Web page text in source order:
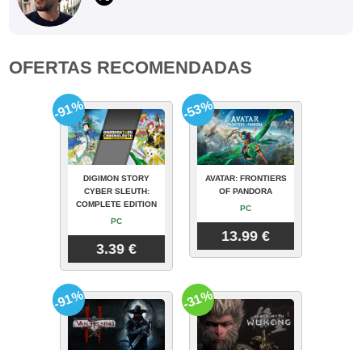
OFERTAS RECOMENDADAS
DIGIMON STORY
CYBER SLEUTH:
COMPLETE EDITION
PC
3.39 €
-91%
AVATAR: FRONTIERS
OF PANDORA
PC
13.99 €
-53%
-91% -31%